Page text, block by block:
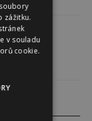
zážitku.
v souladu
cookie.